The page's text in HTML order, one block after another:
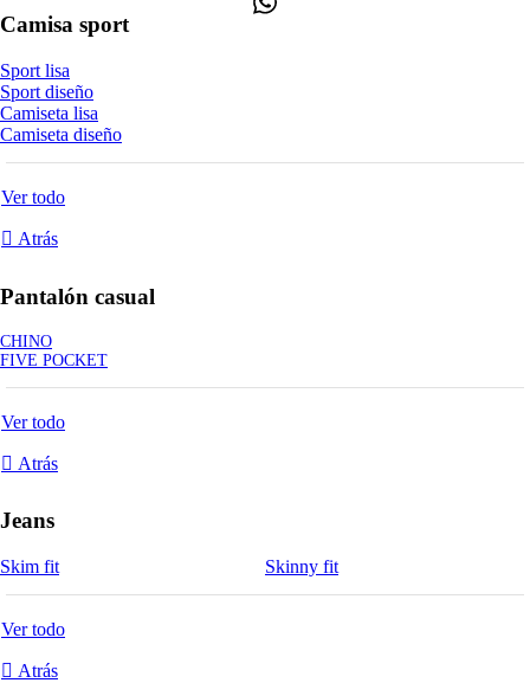
Camisa sport
Sport lisa
Sport diseño
Camiseta lisa
Camiseta diseño
Ver todo
Atrás
Pantalón casual
CHINO
FIVE POCKET
Ver todo
Atrás
Jeans
Skim fit Skinny fit
Ver todo
Atrás